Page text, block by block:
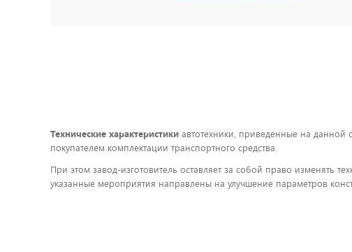
Технические характеристики автотехники, приведенные на данной
покупателем комплектации транспортного средства.
При этом завод-изготовитель оставляет за собой право изменять
указанные мероприятия направлены на улучшение параметров